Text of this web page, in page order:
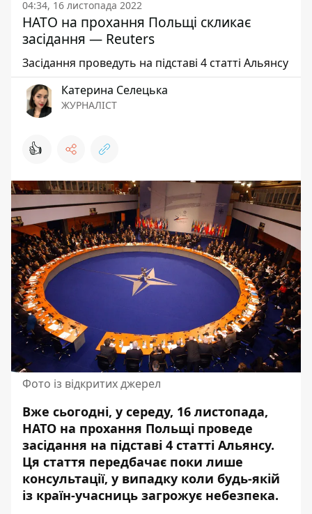
04:34, 16 листопада 2022
НАТО на прохання Польщі скликає
засідання — Reuters
Засідання проведуть на підставі 4 статті Альянсу
Катерина Селецька
ЖУРНАЛІСТ
👍
Фото із відкритих джерел
Вже сьогодні, у середу, 16 листопада,
НАТО на прохання Польщі проведе
засідання на підставі 4 статті Альянсу.
Ця стаття передбачає поки лише
консультації, у випадку коли будь-якій
із країн-учасниць загрожує небезпека.